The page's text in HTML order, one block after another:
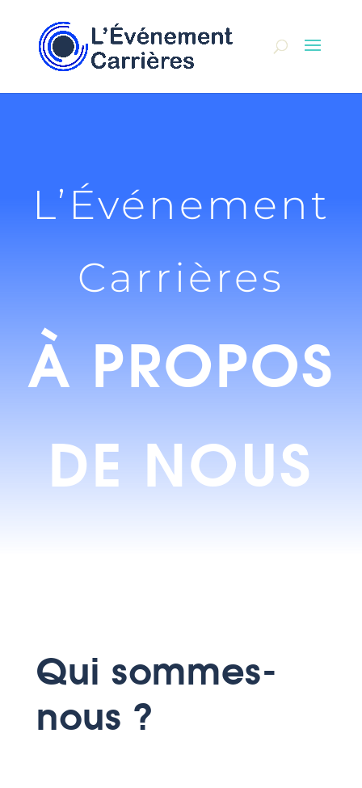
L’Événement
Carrières
À PROPOS
DE NOUS
Qui sommes-
nous ?